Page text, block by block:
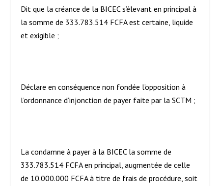
Dit que la créance de la BICEC s’élevant en principal à
la somme de 333.783.514 FCFA est certaine, liquide
et exigible ;
Déclare en conséquence non fondée l’opposition à
l’ordonnance d’injonction de payer faite par la SCTM ;
La condamne à payer à la BICEC la somme de
333.783.514 FCFA en principal, augmentée de celle
de 10.000.000 FCFA à titre de frais de procédure, soit